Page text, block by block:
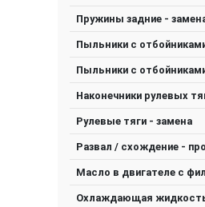
Пружины задние -
Пыльники с
Пыльники с
Наконечники рулевых
Рулевые тяги - замена
Развал / схождение -
Масло в двигателе с
Охлаждающая